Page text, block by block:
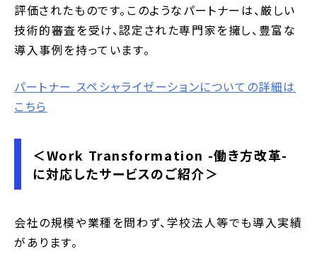
評価されたものです。このようなパートナーは、厳しい
技術的審査を受け、認定された専門家を擁し、豊富な
導入事例を持っています。
パートナー スペシャライゼーションについての詳細は
こちら
＜Work Transformation -働き方改革-
に対応したサービスのご紹介＞
会社の規模や業種を問わず、学校法人等でも導入実績
があります。